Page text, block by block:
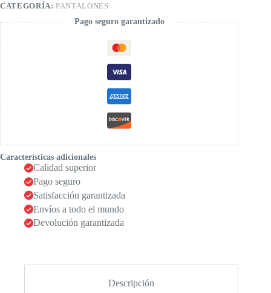
CATEGORÍA:PANTALONES
Pago seguro garantizado
Características adicionales
Calidad superior
Pago seguro
Satisfacción garantizada
Envíos a todo el mundo
Devolución garantizada
Descripción